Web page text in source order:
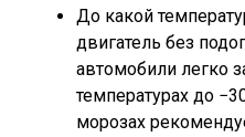
До какой
двигатель без
автомобили легко
температурах до
морозах